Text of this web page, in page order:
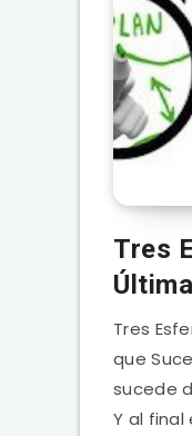
Tres
Tres
que
sucede
Y al